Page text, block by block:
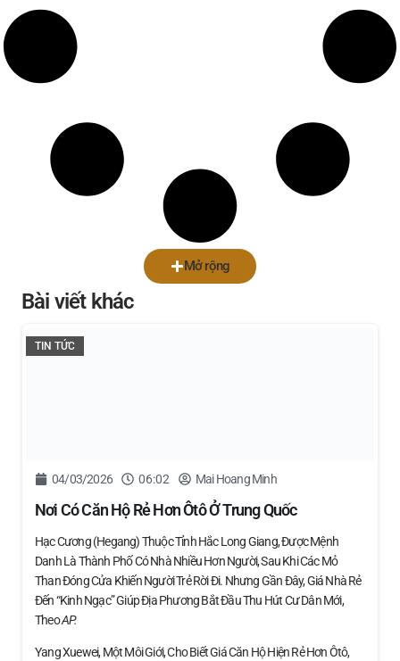
Mở rộng
Bài viết khác
TIN TỨC
04/03/2026 06:02 Mai Hoang Minh
Nơi Có Căn Hộ Rẻ Hơn Ôtô Ở Trung Quốc
Hạc Cương (Hegang) Thuộc Tỉnh Hắc Long Giang, Được Mệnh
Danh Là Thành Phố Có Nhà Nhiều Hơn Người, Sau Khi Các Mỏ
Than Đóng Cửa Khiến Người Trẻ Rời Đi. Nhưng Gần Đây, Giá Nhà Rẻ
Đến “kinh Ngạc” Giúp Địa Phương Bắt Đầu Thu Hút Cư Dân Mới,
TheoAP.
Yang Xuewei, Một Môi Giới, Cho Biết Giá Căn Hộ Hiện Rẻ Hơn Ôtô,